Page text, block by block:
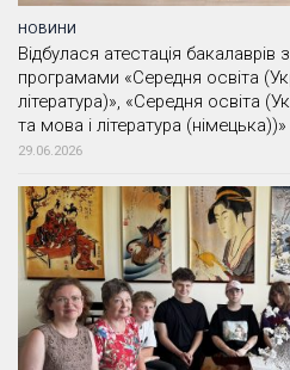
НОВИНИ
Відбулася атестація
програмами «Середня освіта
література)», «Середня освіта
та мова і література (німецька))»
29.06.2026